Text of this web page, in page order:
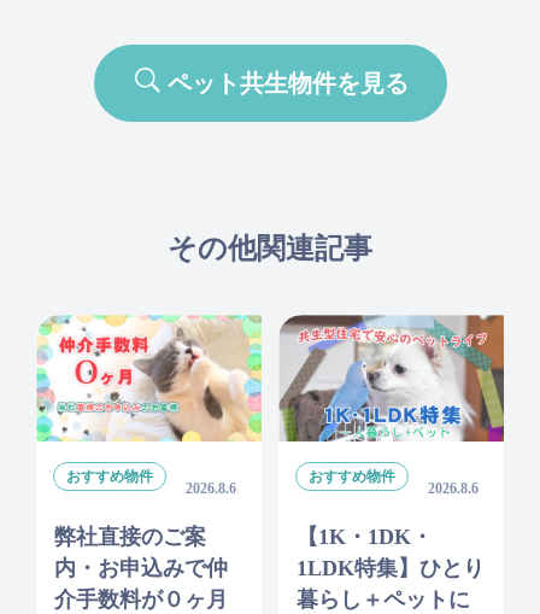
ペット共生物件を見る
その他関連記事
おすすめ物件
2026.8.6
弊社直接のご案
内・お申込みで仲
介手数料が０ヶ月
おすすめ物件
2026.8.6
【1K・1DK・
1LDK特集】ひとり
暮らし＋ペットに